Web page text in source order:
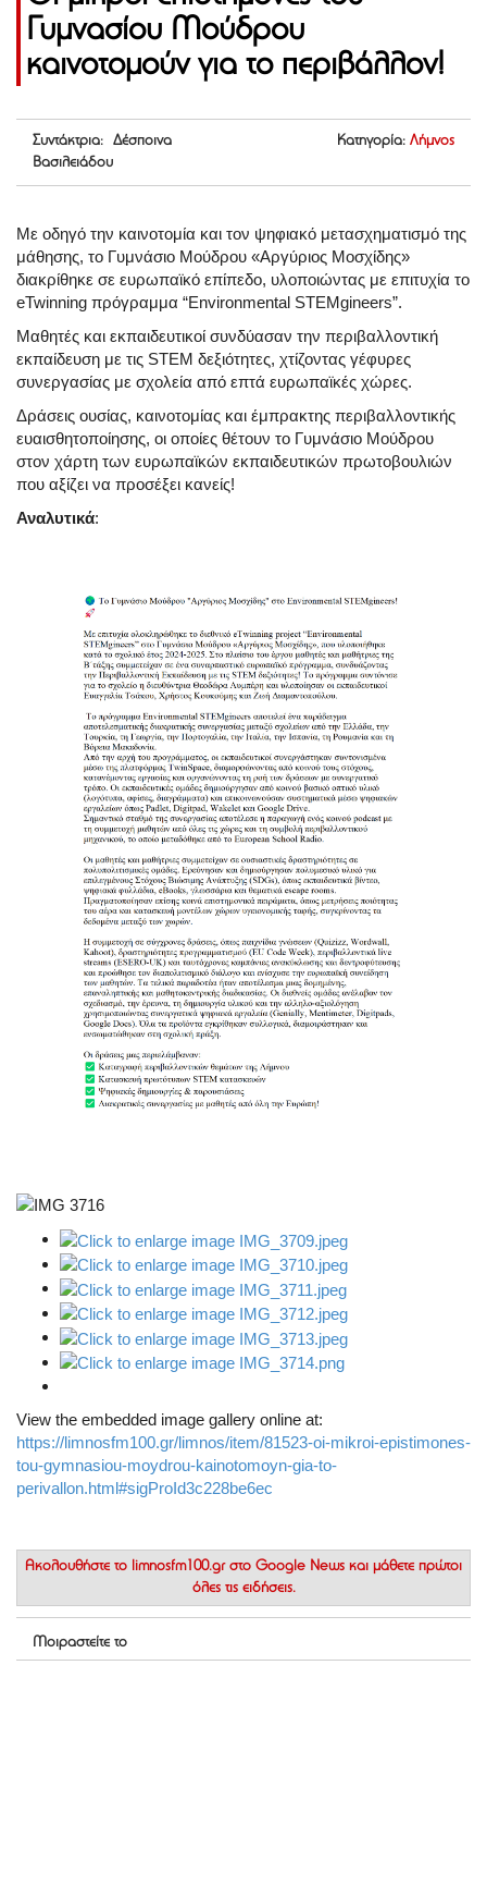
Γυμνασίου Μούδρου
καινοτομούν για το περιβάλλον!
Συντάκτρια: Δέσποινα
Βασιλειάδου
Κατηγορία: Λήμνος
Με οδηγό την καινοτομία και τον ψηφιακό μετασχηματισμό της
μάθησης, το Γυμνάσιο Μούδρου «Αργύριος Μοσχίδης»
διακρίθηκε σε ευρωπαϊκό επίπεδο, υλοποιώντας με επιτυχία το
eTwinning πρόγραμμα “Environmental STEMgineers”.
Μαθητές και εκπαιδευτικοί συνδύασαν την περιβαλλοντική
εκπαίδευση με τις STEM δεξιότητες, χτίζοντας γέφυρες
συνεργασίας με σχολεία από επτά ευρωπαϊκές χώρες.
Δράσεις ουσίας, καινοτομίας και έμπρακτης περιβαλλοντικής
ευαισθητοποίησης, οι οποίες θέτουν το Γυμνάσιο Μούδρου
στον χάρτη των ευρωπαϊκών εκπαιδευτικών πρωτοβουλιών
που αξίζει να προσέξει κανείς!
Αναλυτικά:
View the embedded image gallery online at:
https://limnosfm100.gr/limnos/item/81523-oi-mikroi-epistimones-
tou-gymnasiou-moydrou-kainotomoyn-gia-to-
perivallon.html#sigProId3c228be6ec
Ακολουθήστε το limnosfm100.gr στο Google News και μάθετε πρώτοι
όλες τις ειδήσεις.
Μοιραστείτε το